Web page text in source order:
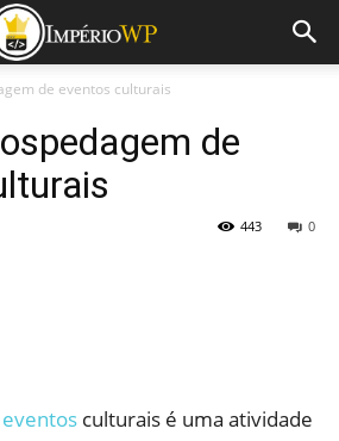
de eventos culturais
de
0
443
eventos culturais é uma atividade